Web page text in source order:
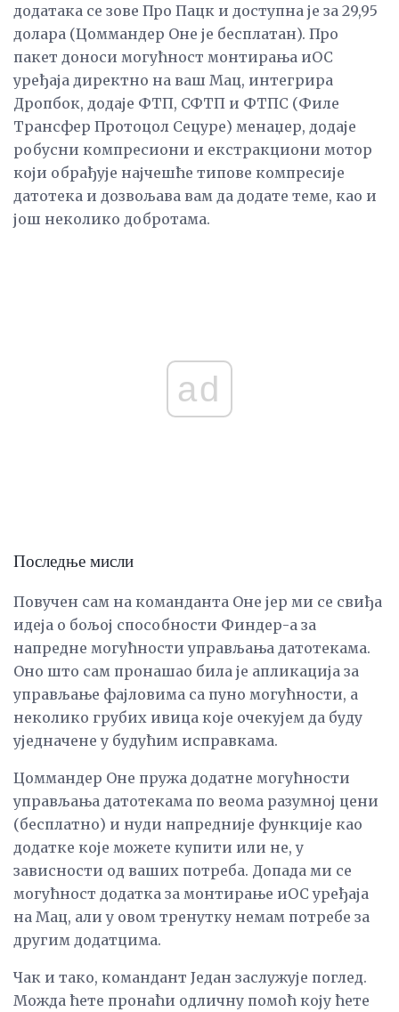
додатака се зове Про Пацк и доступна је за 29,95
долара (Цоммандер Оне је бесплатан). Про
пакет доноси могућност монтирања иОС
уређаја директно на ваш Мац, интегрира
Дропбок, додаје ФТП, СФТП и ФТПС (Филе
Трансфер Протоцол Сецуре) менаџер, додаје
робусни компресиони и екстракциони мотор
који обрађује најчешће типове компресије
датотека и дозвољава вам да додате теме, као и
још неколико добротама.
ad
Последње мисли
Повучен сам на команданта Оне јер ми се свиђа
идеја о бољој способности Финдер-а за
напредне могућности управљања датотекама.
Оно што сам пронашао била је апликација за
управљање фајловима са пуно могућности, а
неколико грубих ивица које очекујем да буду
уједначене у будућим исправкама.
Цоммандер Оне пружа додатне могућности
управљања датотекама по веома разумној цени
(бесплатно) и нуди напредније функције као
додатке које можете купити или не, у
зависности од ваших потреба. Допада ми се
могућност додатка за монтирање иОС уређаја
на Мац, али у овом тренутку немам потребе за
другим додатцима.
Чак и тако, командант Један заслужује поглед.
Можда ћете пронаћи одличну помоћ коју ћете